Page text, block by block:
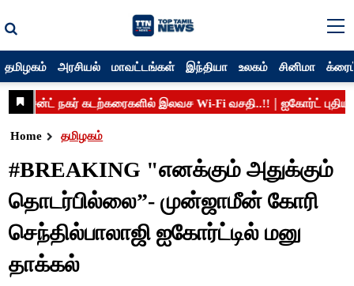
தமிழகம் அரசியல் மாவட்டங்கள் இந்தியா உலகம் சினிமா
Home தமிழகம்
#BREAKING "எனக்கும் அதுக்கும்
தொடர்பில்லை”- முன்ஜாமீன் கோரி
செந்தில்பாலாஜி ஐகோர்ட்டில் மனு
தாக்கல்